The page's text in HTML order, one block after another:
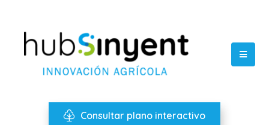
Consultar plano interactivo